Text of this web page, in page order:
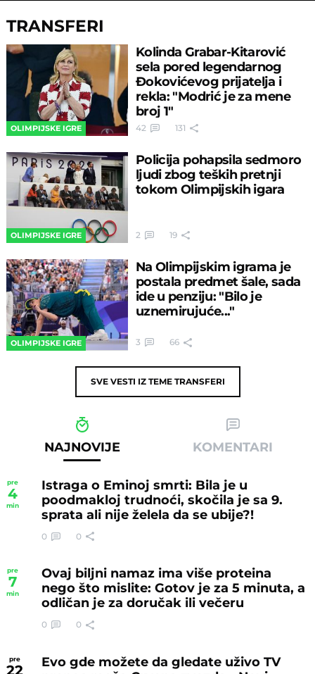
TRANSFERI
OLIMPIJSKE IGRE
Kolinda Grabar-Kitarović
sela pored legendarnog
Đokovićevog prijatelja i
rekla: "Modrić je za mene
broj 1"
42 131
OLIMPIJSKE IGRE
Policija pohapsila sedmoro
ljudi zbog teških pretnji
tokom Olimpijskih igara
2 19
OLIMPIJSKE IGRE
Na Olimpijskim igrama je
postala predmet šale, sada
ide u penziju: "Bilo je
uznemirujuće..."
3 66
SVE VESTI IZ TEME TRANSFERI
NAJNOVIJE KOMENTARI
pre
4
min
Istraga o Eminoj smrti: Bila je u
poodmakloj trudnoći, skočila je sa 9.
sprata ali nije želela da se ubije?!
0 0
pre
7
min
Ovaj biljni namaz ima više proteina
nego što mislite: Gotov je za 5 minuta, a
odličan je za doručak ili večeru
0 0
pre
22
Evo gde možete da gledate uživo TV